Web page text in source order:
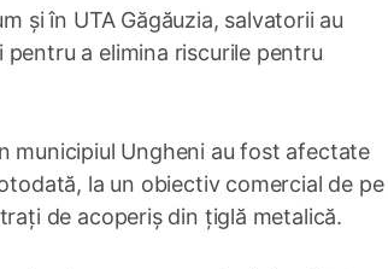
și în UTA Găgăuzia, salvatorii au
a elimina riscurile pentru
municipiul Ungheni au fost afectate
la un obiectiv comercial de pe
de acoperiș din țiglă metalică.